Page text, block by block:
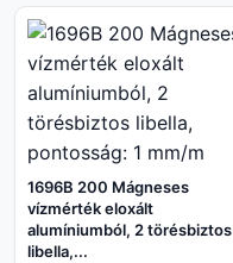
1696B 200 Mágneses
vízmérték eloxált
alumíniumból, 2 törésbiztos
libella,...